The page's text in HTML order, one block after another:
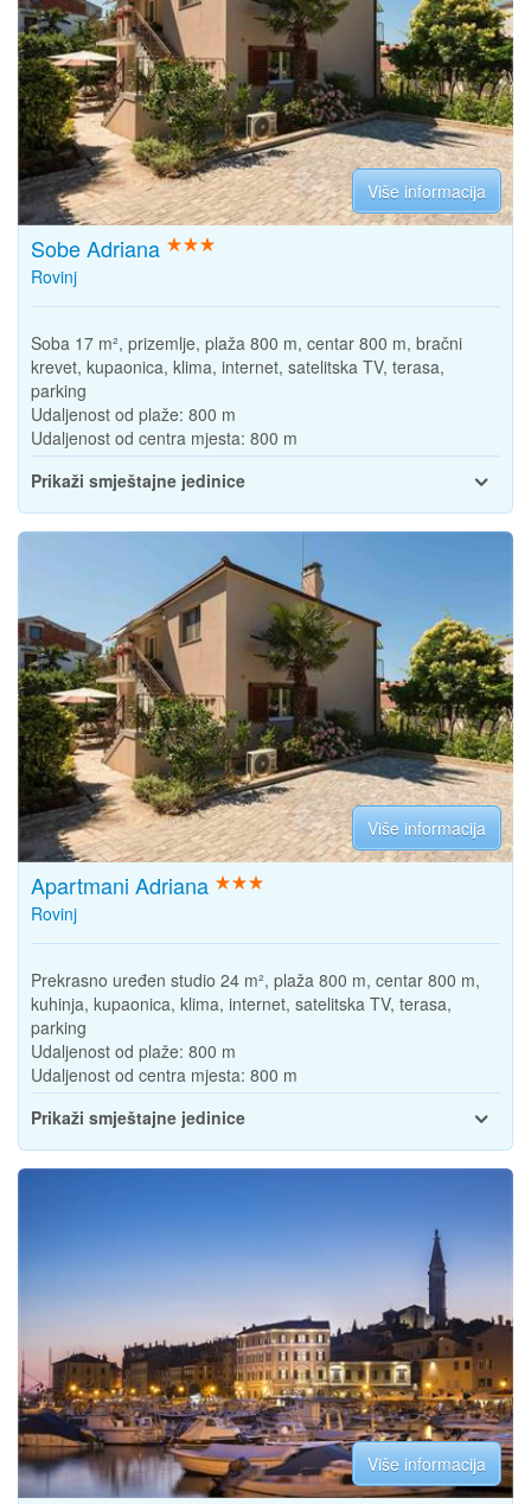
Više informacija
Sobe Adriana
Rovinj
Soba 17 m², prizemlje, plaža 800 m, centar 800 m, bračni
krevet, kupaonica, klima, internet, satelitska TV, terasa,
parking
Udaljenost od plaže: 800 m
Udaljenost od centra mjesta: 800 m
Prikaži smještajne jedinice
Više informacija
Apartmani Adriana
Rovinj
Prekrasno uređen studio 24 m², plaža 800 m, centar 800 m,
kuhinja, kupaonica, klima, internet, satelitska TV, terasa,
parking
Udaljenost od plaže: 800 m
Udaljenost od centra mjesta: 800 m
Prikaži smještajne jedinice
Više informacija